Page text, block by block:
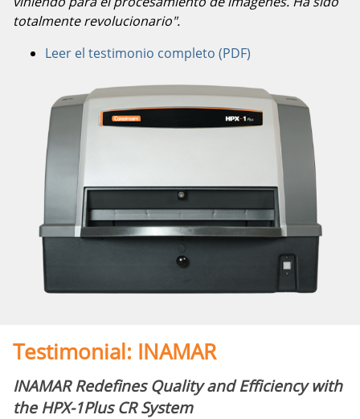
totalmente revolucionario".
Leer el testimonio completo (PDF)
Testimonial: INAMAR
INAMAR Redefines Quality and Efficiency with
the HPX-1Plus CR System